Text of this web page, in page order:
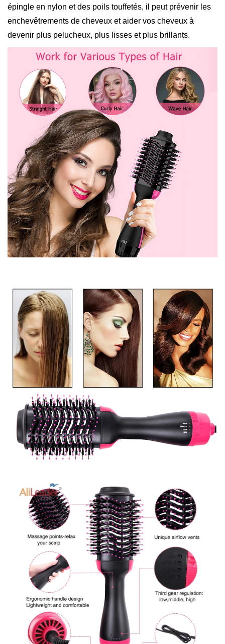
s
e
s
à
i
r
c
u
d
épingle en nylon et des poils touffetés, il peut prévenir les
enchevêtrements de cheveux et aider vos cheveux à
devenir plus pelucheux, plus lisses et plus brillants.